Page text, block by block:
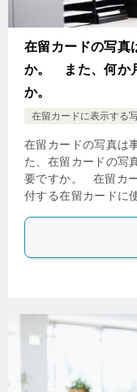
在留カードの写真
か。 また、何か
か。
在留カードに表示する
在留カードの写真は
た、在留カードの写
要ですか。 在留カ
付する在留カードに